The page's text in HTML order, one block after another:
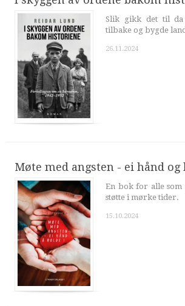
Slik gikk det til
tilbake og bygde
26.11.2024
Møte med angsten - ei hånd og
En bok for alle som
støtte i mørke tider.
15.10.2024